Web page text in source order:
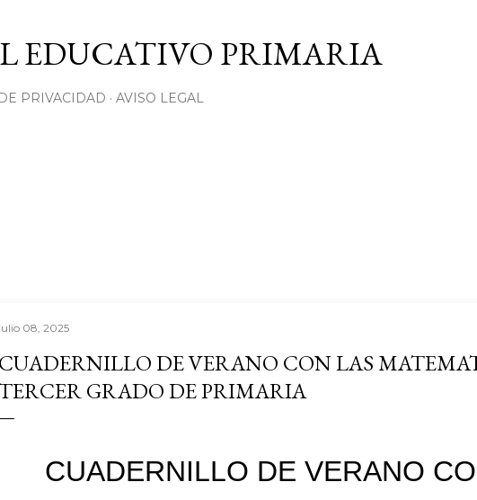
EDUCATIVO PRIMARIA
PRIVACIDAD AVISO LEGAL
08, 2025
DE VERANO CON LAS
GRADO DE PRIMARIA
CUADERNILLO DE VERANO